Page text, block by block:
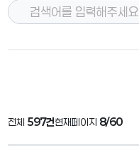
전체 597건현재페이지 8/60